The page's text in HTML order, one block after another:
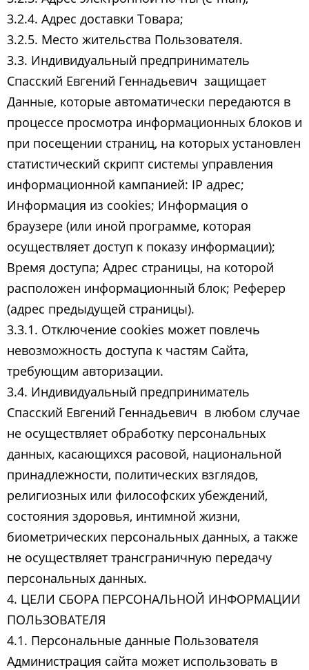
3.2.4. Адрес доставки Товара;
3.2.5. Место жительства Пользователя.
3.3. Индивидуальный предприниматель
Спасский Евгений Геннадьевич ​ защищает
Данные, которые автоматически передаются в
процессе просмотра информационных блоков и
при посещении страниц, на которых установлен
статистический скрипт системы управления
информационной кампанией: IP адрес;
Информация из cookies; Информация о
браузере (или иной программе, которая
осуществляет доступ к показу информации);
Время доступа; Адрес страницы, на которой
расположен информационный блок; Реферер
(адрес предыдущей страницы).
3.3.1. Отключение cookies может повлечь
невозможность доступа к частям Сайта,
требующим авторизации.
3.4. Индивидуальный предприниматель
Спасский Евгений Геннадьевич ​ в любом случае
не осуществляет обработку персональных
данных, касающихся расовой, национальной
принадлежности, политических взглядов,
религиозных или философских убеждений,
состояния здоровья, интимной жизни,
биометрических персональных данных, а также
не осуществляет трансграничную передачу
персональных данных.
4. ЦЕЛИ СБОРА ПЕРСОНАЛЬНОЙ ИНФОРМАЦИИ
ПОЛЬЗОВАТЕЛЯ
4.1. Персональные данные Пользователя
Администрация сайта может использовать в